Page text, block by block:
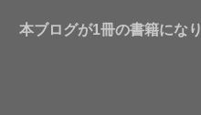
本ブログが1冊の書籍にな